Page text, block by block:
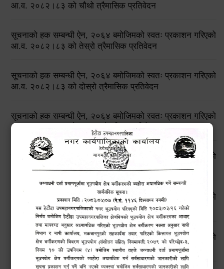
आ.व. २०८२।८३ को चौथो त्रैमासिक प्रतिवेदन
सूचनाको हक सम्बन्धी ऐन, २०६४ बमोजिमको स्वतः प्रकाशन गरिएको
आ.व. २०८२।८३ को तेस्रो त्रैमासिक प्रतिवेदन
सूचनाको हक सम्बन्धी ऐन, २०६४ बमोजिमको स्वतः प्रकाशन गरिएको
आ.व. २०८२।८३ को दोस्रो त्रैमासिक प्रतिवेदन
सूचनाको हक सम्बन्धी ऐन, २०६४ बमोजिमको स्वतः प्रकाशन गरिएको
आ.व. २०८२।८३ को प्रथम त्रैमासिक प्रतिवेदन
सूचनाको हक सम्बन्धी ऐन, २०६४ बमोजिमको स्वतः प्रकाशन गरिएको
आ.व. २०८१।८२ को चौथो त्रैमासिक प्रतिवेदन
सूचनाको हक सम्बन्धी ऐन, २०६४ बमोजिमको स्वतः प्रकाशन गरिएको
आ.व. २०८१।८२ को तेस्रो त्रैमासिक प्रतिवेदन
सूचनाको हक सम्बन्धी ऐन, २०६४ बमोजिमको स्वतः प्रकाशन गरिएको
आ.व. २०८१।८२ को दोस्रो त्रैमासिक प्रतिवेदन